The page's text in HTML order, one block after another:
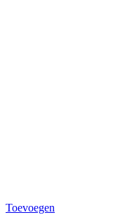
Toevoegen